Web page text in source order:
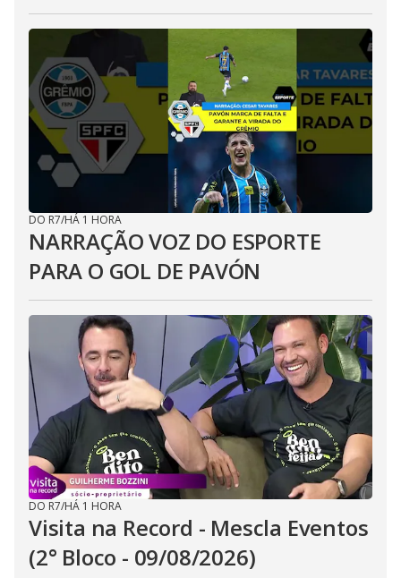
DO R7/HÁ 1 HORA
NARRAÇÃO VOZ DO ESPORTE
PARA O GOL DE PAVÓN
DO R7/HÁ 1 HORA
Visita na Record - Mescla Eventos
(2° Bloco - 09/08/2026)